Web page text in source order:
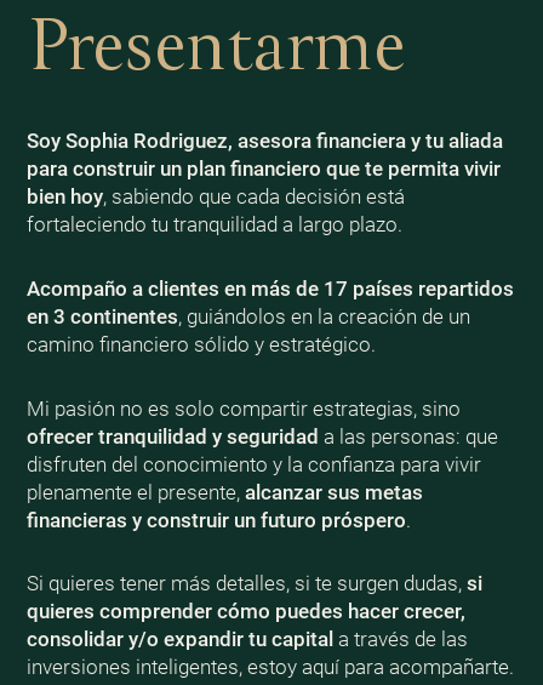
Presentarme
Soy Sophia Rodriguez, asesora financiera y tu aliada
para construir un plan financiero que te permita vivir
bien hoy, sabiendo que cada decisión está
fortaleciendo tu tranquilidad a largo plazo.
Acompaño a clientes en más de 17 países repartidos
en 3 continentes, guiándolos en la creación de un
camino financiero sólido y estratégico.
Mi pasión no es solo compartir estrategias, sino
ofrecer tranquilidad y seguridad a las personas: que
disfruten del conocimiento y la confianza para vivir
plenamente el presente, alcanzar sus metas
financieras y construir un futuro próspero.
Si quieres tener más detalles, si te surgen dudas, si
quieres comprender cómo puedes hacer crecer,
consolidar y/o expandir tu capital a través de las
inversiones inteligentes, estoy aquí para acompañarte.